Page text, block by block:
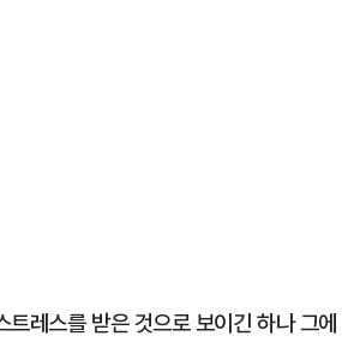
레스를 받은 것으로 보이긴 하나 그에